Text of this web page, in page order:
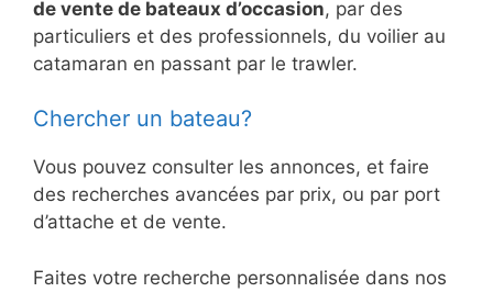
de vente de bateaux d’occasion, par des
particuliers et des professionnels, du voilier au
catamaran en passant par le trawler.
Chercher un bateau?
Vous pouvez consulter les annonces, et faire
des recherches avancées par prix, ou par port
d’attache et de vente.
Faites votre recherche personnalisée dans nos